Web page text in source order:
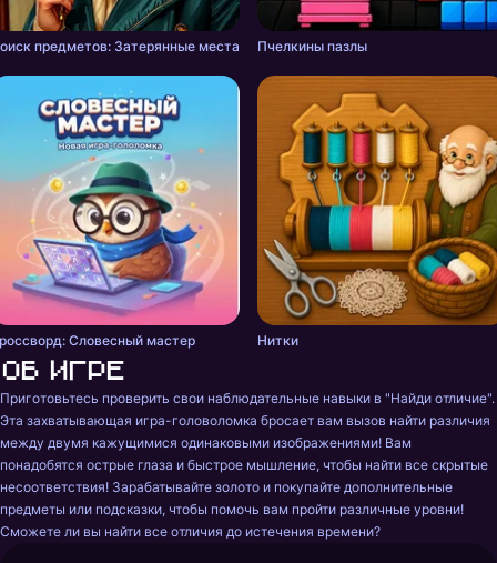
предметов: Затерянные места Пчелкины пазлы
Словесный мастер Нитки
Об игре
Приготовьтесь проверить свои наблюдательные навыки в "Найди отличие".
Эта захватывающая игра-головоломка бросает вам вызов найти различия
между двумя кажущимися одинаковыми изображениями! Вам
понадобятся острые глаза и быстрое мышление, чтобы найти все скрытые
несоответствия! Зарабатывайте золото и покупайте дополнительные
предметы или подсказки, чтобы помочь вам пройти различные уровни!
Сможете ли вы найти все отличия до истечения времени?